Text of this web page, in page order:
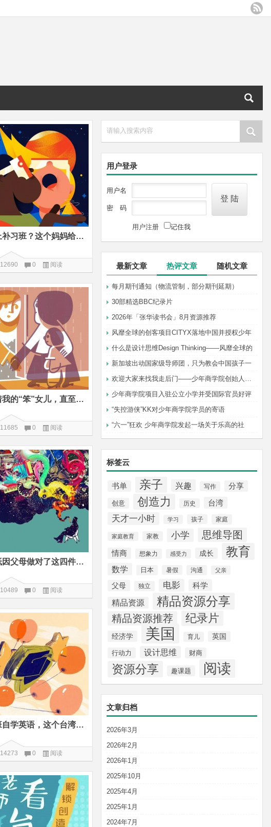
请输入搜索内容
用户登录
用户名
密 码
用户注册 记住我
最新文章 热评文章 随机文章
每月期刊通知（物流管制，部分期刊延期）
30部精选BBC纪录片
2026年「张华读书会」8月资源推荐
风靡全球的创客项目CITYX落地中国并授权少年
什么是设计思维Design Thinking——风靡全球的
新加坡出动国家级导师团，只为教会中国孩子一
欢迎大家来找我走后门——少年商学院创始人张华
少年商学院项目入驻公立小学并受国际官员好评
“失控游侠”KK对少年商学院学员的寄语
“六一”狂欢 少年商学院发起一场关于乐高的社
标签云
书单 亲子 兴趣 写作 分享
创意 创造力 历史 台湾
天才一小时 学习 孩子 家庭
家庭教育 家教 小学 思维导图
情商 想象力 感受力 成长 教育
数学 日本 暑假 沟通 父亲
父母 独立 电影
科学
精品资源
精品资源分享
精品资源推荐 纪录片
经济学 美国 育儿 英国
行动力 设计思维 财商
资源分享 趣课题 阅读
文章归档
2026年3月
2026年2月
2026年1月
2025年10月
2025年4月
2025年1月
2024年7月
孩子到底该不该上补习班？这个妈妈给出了最好的答案
12690 0 阅读
台大教授：守候着我的“笨”女儿，直至她花开烂漫
11685 0 阅读
有创意的孩子大抵因父母做对了这四件事，台湾创意大咖的忠告
10489 0 阅读
儿子从不上补习班自学英语，这个台湾妈妈的英文培养方法简单有效
14273 0 阅读